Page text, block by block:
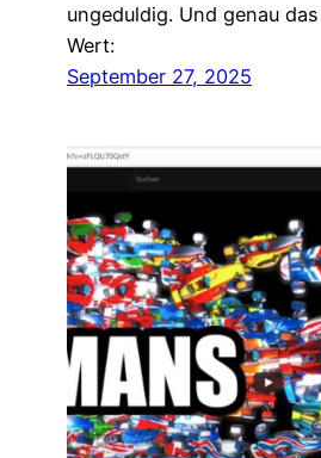
ungeduldig. Und genau
Wert:
September 27, 2025